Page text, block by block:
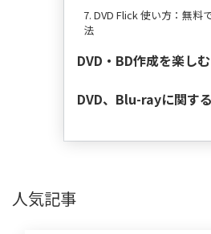
7. DVD Flick 使い方：無料
法
DVD・BD作成を楽しむ
DVD、Blu-rayに関す
人気記事